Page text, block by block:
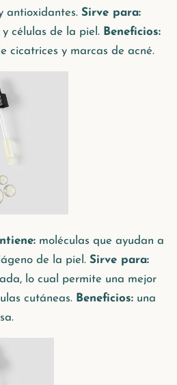
antioxidantes. Sirve para:
células de la piel. Beneficios:
cicatrices y marcas de acné.
moléculas que ayudan a
de la piel. Sirve para:
lo cual permite una mejor
cutáneas. Beneficios: una